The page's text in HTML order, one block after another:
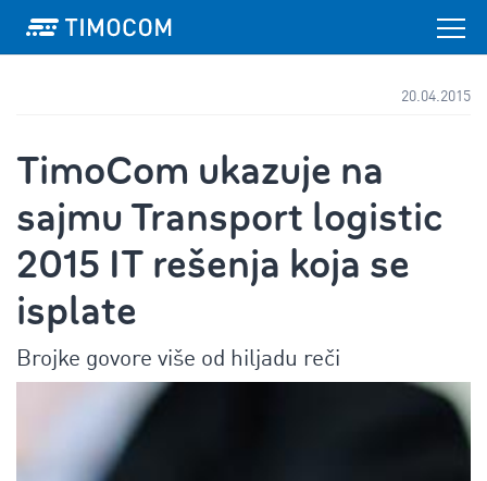
20.04.2015
TimoCom ukazuje na
sajmu Transport logistic
2015 IT rešenja koja se
isplate
Brojke govore više od hiljadu reči